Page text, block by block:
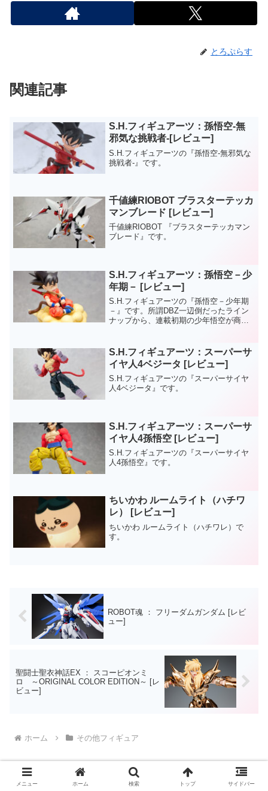
とろぷらす
関連記事
S.H.フィギュアーツ：孫悟空-無
邪気な挑戦者-[レビュー]
S.H.フィギュアーツの『孫悟空-無邪気な
挑戦者-』です。
千値練RIOBOT ブラスターテッカ
マンブレード [レビュー]
千値練RIOBOT 『ブラスターテッカマン
ブレード』です。
S.H.フィギュアーツ：孫悟空－少
年期－ [レビュー]
S.H.フィギュアーツの『孫悟空－少年期
－』です。所謂DBZ一辺倒だったライン
ナップから、連載初期の少年悟空が商品
ツが豊富です。
S.H.フィギュアーツ：スーパーサ
イヤ人4ベジータ [レビュー]
S.H.フィギュアーツの『スーパーサイヤ
人4ベジータ』です。
S.H.フィギュアーツ：スーパーサ
イヤ人4孫悟空 [レビュー]
S.H.フィギュアーツの『スーパーサイヤ
人4孫悟空』です。
ちいかわ ルームライト（ハチワ
レ） [レビュー]
ちいかわ ルームライト（ハチワレ）で
す。
ROBOT魂 ： フリーダムガンダム [レビ
ュー]
聖闘士聖衣神話EX ： スコーピオンミ
ロ ～ORIGINAL COLOR EDITION～ [レ
ビュー]
ホーム その他フィギュア
メニュー ホーム 検索 トップ サイドバー